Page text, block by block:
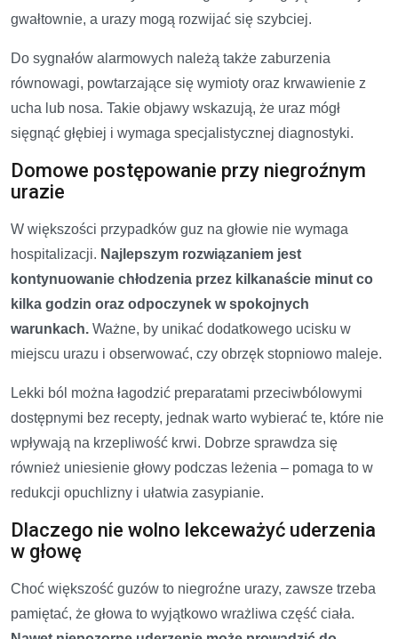
gwałtownie, a urazy mogą rozwijać się szybciej.
Do sygnałów alarmowych należą także zaburzenia
równowagi, powtarzające się wymioty oraz krwawienie z
ucha lub nosa. Takie objawy wskazują, że uraz mógł
sięgnąć głębiej i wymaga specjalistycznej diagnostyki.
Domowe postępowanie przy niegroźnym
urazie
W większości przypadków guz na głowie nie wymaga
hospitalizacji. Najlepszym rozwiązaniem jest
kontynuowanie chłodzenia przez kilkanaście minut co
kilka godzin oraz odpoczynek w spokojnych
warunkach. Ważne, by unikać dodatkowego ucisku w
miejscu urazu i obserwować, czy obrzęk stopniowo maleje.
Lekki ból można łagodzić preparatami przeciwbólowymi
dostępnymi bez recepty, jednak warto wybierać te, które nie
wpływają na krzepliwość krwi. Dobrze sprawdza się
również uniesienie głowy podczas leżenia – pomaga to w
redukcji opuchlizny i ułatwia zasypianie.
Dlaczego nie wolno lekceważyć uderzenia
w głowę
Choć większość guzów to niegroźne urazy, zawsze trzeba
pamiętać, że głowa to wyjątkowo wrażliwa część ciała.